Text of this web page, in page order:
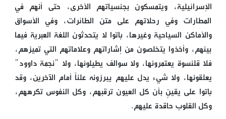
الإسرائيلية، ويتمسكون بجنسياتهم الأخرى، حتى أنهم في
المطارات وفي رحلاتهم على متن الطائرات، وفي الأسواق
والأماكن السياحية وغيرها، باتوا لا يتحدثون اللغة العبرية فيما
بينهم، وأخذوا يتخلصون من إشاراتهم وعلاماتهم التي تميزهم،
فلا قلنسوة يعتمرونها، ولا سوالف يطيلونها، ولا "نجمة داوود"
يعلقونها، ولا شيء يدل عليهم يبرزونه علناً أمام الآخرين، وقد
باتوا على يقينٍ بأن كل العيون ترقبهم، وكل النفوس تكرههم،
وكل القلوب حاقدة عليهم.